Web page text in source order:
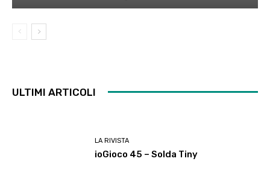
ULTIMI ARTICOLI
LA RIVISTA
ioGioco 45 – Solda Tiny